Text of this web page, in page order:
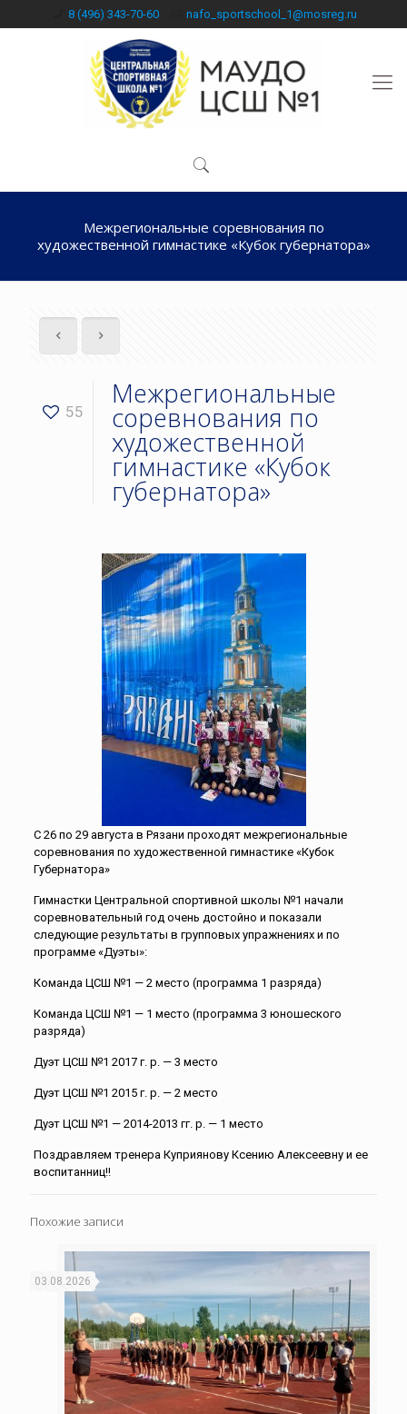
8 (496) 343-70-60 nafo_sportschool_1@mosreg.ru
Межрегиональные соревнования по
художественной гимнастике «Кубок губернатора»
55
Межрегиональные
соревнования по
художественной
гимнастике «Кубок
губернатора»
С 26 по 29 августа в Рязани проходят межрегиональные
соревнования по художественной гимнастике «Кубок
Губернатора»
Гимнастки Центральной спортивной школы №1 начали
соревновательный год очень достойно и показали
следующие результаты в групповых упражнениях и по
программе «Дуэты»:
Команда ЦСШ №1 — 2 место (программа 1 разряда)
Команда ЦСШ №1 — 1 место (программа 3 юношеского
разряда)
Дуэт ЦСШ №1 2017 г. р. — 3 место
Дуэт ЦСШ №1 2015 г. р. — 2 место
Дуэт ЦСШ №1 — 2014-2013 гг. р. — 1 место
Поздравляем тренера Куприянову Ксению Алексеевну и ее
воспитанниц!!
Похожие записи
03.08.2026